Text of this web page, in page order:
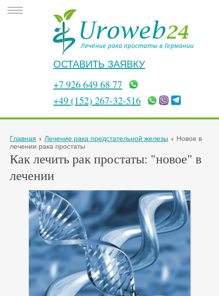
ОСТАВИТЬ ЗАЯВКУ
+7 926 649 68 77
+49 (152) 267-32-516
Главная Лечение рака предстательной железы
Новое в
лечении рака простаты
Как лечить рак простаты: "новое" в
лечении